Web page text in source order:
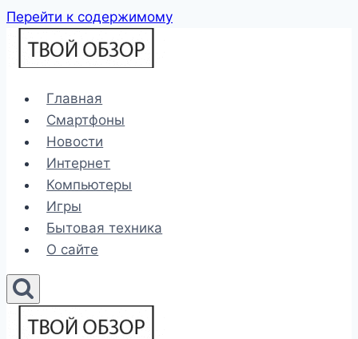
Перейти к содержимому
Главная
Смартфоны
Новости
Интернет
Компьютеры
Игры
Бытовая техника
О сайте